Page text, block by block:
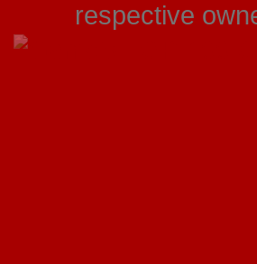
respective